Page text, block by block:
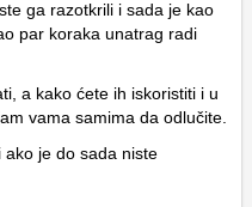
ga razotkrili i sada je kao
par koraka unatrag radi
a kako ćete ih iskoristiti i u
vama samima da odlučite.
ako je do sada niste